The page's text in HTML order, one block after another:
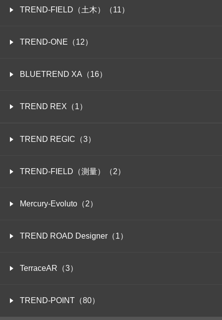
TREND-FIELD（土木）（11）
TREND-ONE（12）
BLUETREND XA（16）
TREND REX（1）
TREND REGIC（3）
TREND-FIELD（測量）（2）
Mercury-Evoluto（2）
TREND ROAD Designer（1）
TerraceAR（3）
TREND-POINT（80）